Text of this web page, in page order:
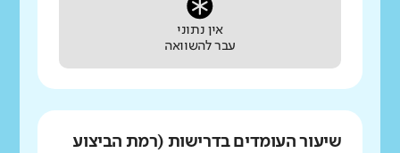
אין נתוני
עבר להשוואה
שיעור העומדים בדרישות (רמת הביצוע